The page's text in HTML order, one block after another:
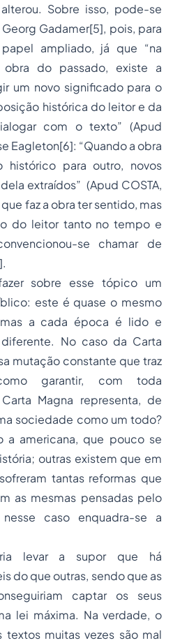
Sobre isso, pode-se
Georg Gadamer[5], pois, para
ampliado, já que “na
do passado, existe a
um novo significado para o
histórica do leitor e da
com o texto” (Apud
Eagleton[6]: “Quando a obra
histórico para outro, novos
extraídos” (Apud COSTA,
faz a obra ter sentido, mas
do leitor tanto no tempo e
se chamar de
.
sobre esse tópico um
este é quase o mesmo
a cada época é lido e
No caso da Carta
mutação constante que traz
garantir, com toda
Magna representa, de
sociedade como um todo?
a americana, que pouco se
outras existem que em
tantas reformas que
as mesmas pensadas pelo
caso enquadra-se a
levar a supor que há
do que outras, sendo que as
captar os seus
lei máxima. Na verdade, o
muitas vezes são mal